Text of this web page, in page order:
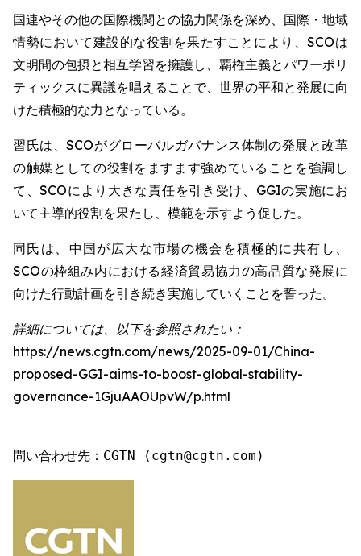
国連やその他の国際機関との協力関係を深め、国際・地域
情勢において建設的な役割を果たすことにより、SCOは
文明間の包摂と相互学習を擁護し、覇権主義とパワーポリ
ティックスに異議を唱えることで、世界の平和と発展に向
けた積極的な力となっている。
習氏は、SCOがグローバルガバナンス体制の発展と改革
の触媒としての役割をますます強めていることを強調し
て、SCOにより大きな責任を引き受け、GGIの実施にお
いて主導的役割を果たし、模範を示すよう促した。
同氏は、中国が広大な市場の機会を積極的に共有し、
SCOの枠組み内における経済貿易協力の高品質な発展に
向けた行動計画を引き続き実施していくことを誓った。
詳細については、以下を参照されたい：
https://news.cgtn.com/news/2025-09-01/China-
proposed-GGI-aims-to-boost-global-stability-
governance-1GjuAAOUpvW/p.html
問い合わせ先：CGTN (cgtn@cgtn.com)